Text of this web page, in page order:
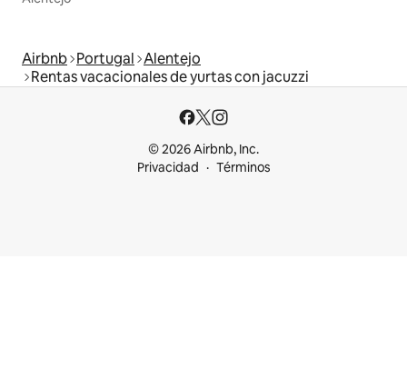
Airbnb Portugal Alentejo
Rentas vacacionales de yurtas con jacuzzi
© 2026 Airbnb, Inc.
Privacidad
Términos